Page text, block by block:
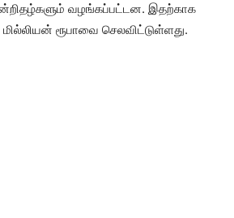
வழங்கப்பட்டன. இதற்காக
மில்லியன் ரூபாவை செலவிட்டுள்ளது.